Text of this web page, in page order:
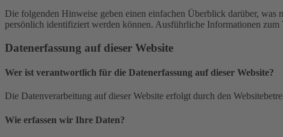
Die folgenden Hinweise geben einen einfachen Überblick darüber, was
persönlich identifiziert werden können. Ausführliche Informationen zum
Datenerfassung auf dieser Website
Wer ist verantwortlich für die Datenerfassung auf dieser Website?
Die Datenverarbeitung auf dieser Website erfolgt durch den
Wie erfassen wir Ihre Daten?